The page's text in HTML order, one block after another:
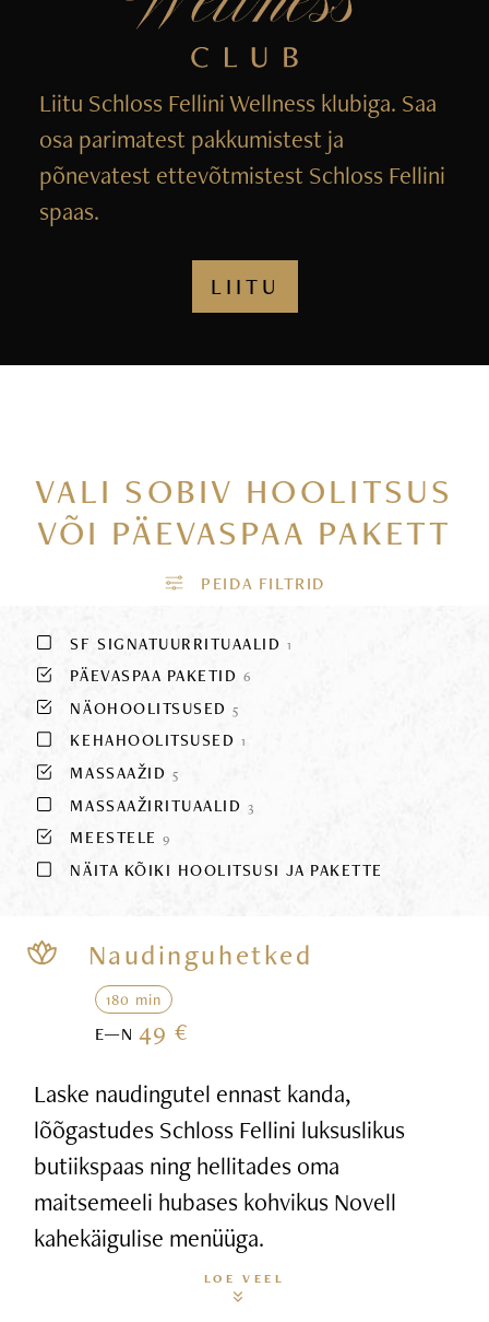
Liitu Schloss Fellini Wellness klubiga. Saa
osa parimatest pakkumistest ja
põnevatest ettevõtmistest Schloss Fellini
spaas.
LIITU
VALI SOBIV HOOLITSUS
VÕI PÄEVASPAA PAKETT
SF SIGNATUURRITUAALID 1
PÄEVASPAA PAKETID 6
NÄOHOOLITSUSED5
KEHAHOOLITSUSED 1
MASSAAŽID 5
MASSAAŽIRITUAALID 3
MEESTELE9
NÄITA KÕIKI HOOLITSUSI JA PAKETTE
Naudinguhetked
180 min
E—N49 €
Laske naudingutel ennast kanda,
lõõgastudes Schloss Fellini luksuslikus
butiikspaas ning hellitades oma
maitsemeeli hubases kohvikus Novell
kahekäigulise menüüga.
LOE VEEL